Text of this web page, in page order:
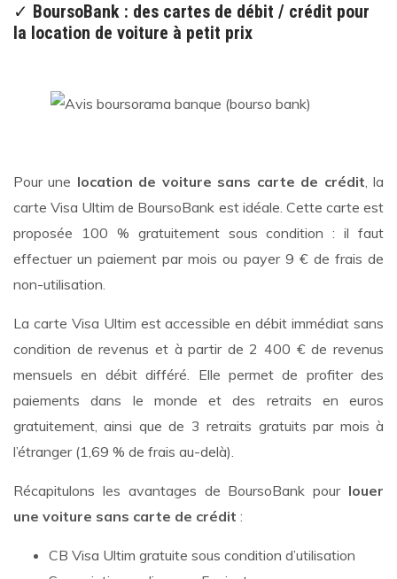
✓ BoursoBank : des cartes de débit / crédit pour
la location de voiture à petit prix
Pour une location de voiture sans carte de crédit, la
carte Visa Ultim de BoursoBank est idéale. Cette carte est
proposée 100 % gratuitement sous condition : il faut
effectuer un paiement par mois ou payer 9 € de frais de
non-utilisation.
La carte Visa Ultim est accessible en débit immédiat sans
condition de revenus et à partir de 2 400 € de revenus
mensuels en débit différé. Elle permet de profiter des
paiements dans le monde et des retraits en euros
gratuitement, ainsi que de 3 retraits gratuits par mois à
l’étranger (1,69 % de frais au-delà).
Récapitulons les avantages de BoursoBank pour louer
une voiture sans carte de crédit :
CB Visa Ultim gratuite sous condition d’utilisation